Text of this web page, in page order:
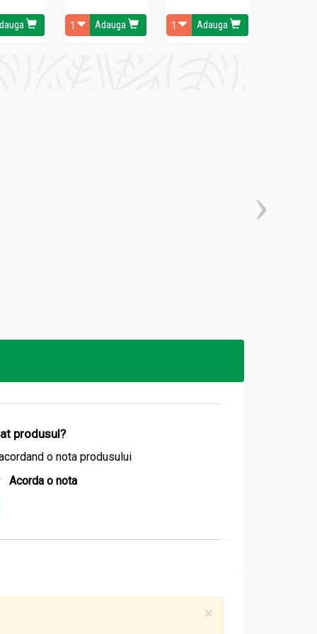
Adauga Adauga
produsul?
o nota produsului
Acorda o nota
×